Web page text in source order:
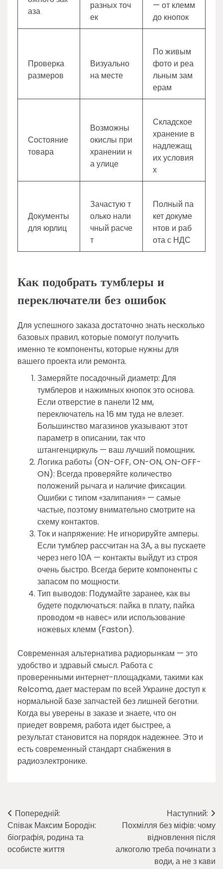
аза
разных точ
ек
— от клемм
до кнопок
Проверка
размеров
Визуально
на месте
По живым
фото и реа
льным зам
ерам
Состояние
товара
Возможны
окислы при
хранении н
а улице
Складское
хранение в
надлежащ
их условия
х
Документы
для юрлиц
Зачастую т
олько нали
чный расче
т
Полный па
кет докуме
нтов и раб
ота с НДС
Как подобрать тумблеры и
переключатели без ошибок
Для успешного заказа достаточно знать несколько
базовых правил, которые помогут получить
именно те компоненты, которые нужны для
вашего проекта или ремонта.
Замеряйте посадочный диаметр: Для
тумблеров и нажимных кнопок это основа.
Если отверстие в панели 12 мм,
переключатель на 16 мм туда не влезет.
Большинство магазинов указывают этот
параметр в описании, так что
штангенциркуль — ваш лучший помощник.
Логика работы (ON-OFF, ON-ON, ON-OFF-
ON): Всегда проверяйте количество
положений рычага и наличие фиксации.
Ошибки с типом «залипания» — самые
частые, поэтому внимательно смотрите на
схему контактов.
Ток и напряжение: Не игнорируйте амперы.
Если тумблер рассчитан на 3А, а вы пускаете
через него 10А — контакты выйдут из строя
очень быстро. Всегда берите компоненты с
запасом по мощности.
Тип выводов: Подумайте заранее, как вы
будете подключаться: пайка в плату, пайка
проводом «в навес» или использование
ножевых клемм (Faston).
Современная альтернатива радиорынкам — это
удобство и здравый смысл. Работа с
проверенными интернет-площадками, такими как
Relcoma, дает мастерам по всей Украине доступ к
нормальной базе запчастей без лишней беготни.
Когда вы уверены в заказе и знаете, что он
приедет вовремя, работа идет быстрее, а
результат становится на порядок надежнее. Это и
есть современный стандарт снабжения в
радиоэлектронике.
Навігація
записів
Попередній:
Співак Максим Бородін:
біографія, родина та
особисте життя
Наступний:
Похмілля без міфів: чому
відновлення після
алкоголю треба починати з
води, а не з кави